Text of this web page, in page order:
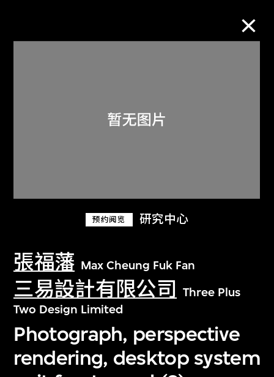
预约阅览 研究中心
張福藩 Max Cheung Fuk Fan
三易設計有限公司
Three Plus
Two Design Limited
Photograph, perspective
rendering, desktop system
关于M+藏品
探索世界顶级的二十及二十一世纪视觉
文化藏品。